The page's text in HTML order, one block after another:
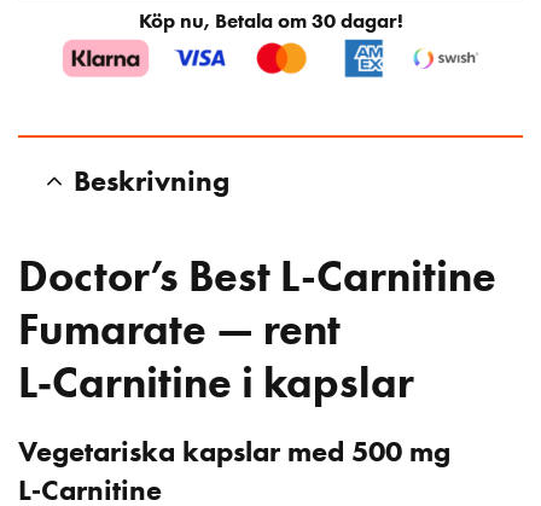
Köp nu, Betala om 30 dagar!
Beskrivning
Doctor’s Best L-Carnitine
Fumarate — rent
L‑Carnitine i kapslar
Vegetariska kapslar med 500 mg
L‑Carnitine